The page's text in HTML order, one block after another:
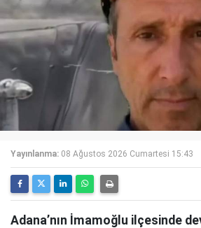
Yayınlanma: 08 Ağustos 2026 Cumartesi 15:43
Adana’nın İmamoğlu ilçesinde